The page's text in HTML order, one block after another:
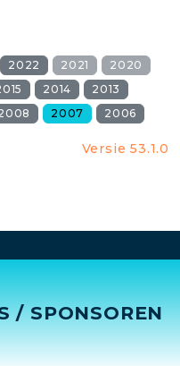
2022 2021
2020
2014
2013
2007 2006
Versie 53.1.0
/ SPONSOREN